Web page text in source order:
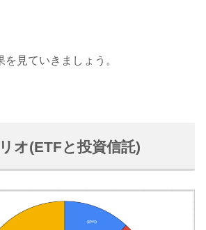
見ていきましょう。
オ(ETFと投資信託)